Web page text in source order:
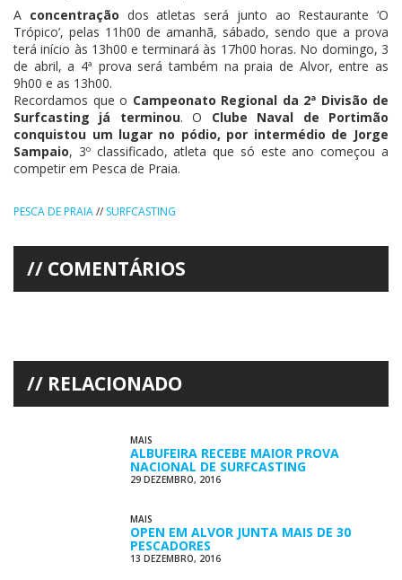
A concentração dos atletas será junto ao Restaurante ‘O
Trópico’, pelas 11h00 de amanhã, sábado, sendo que a prova
terá início às 13h00 e terminará às 17h00 horas. No domingo, 3
de abril, a 4ª prova será também na praia de Alvor, entre as
9h00 e as 13h00.
Recordamos que o Campeonato Regional da 2ª Divisão de
Surfcasting já terminou. O Clube Naval de Portimão
conquistou um lugar no pódio, por intermédio de Jorge
Sampaio, 3º classificado, atleta que só este ano começou a
competir em Pesca de Praia.
PESCA DE PRAIA// SURFCASTING
COMENTÁRIOS
RELACIONADO
MAIS
ALBUFEIRA RECEBE MAIOR PROVA
NACIONAL DE SURFCASTING
29 DEZEMBRO, 2016
MAIS
OPEN EM ALVOR JUNTA MAIS DE 30
PESCADORES
13 DEZEMBRO, 2016